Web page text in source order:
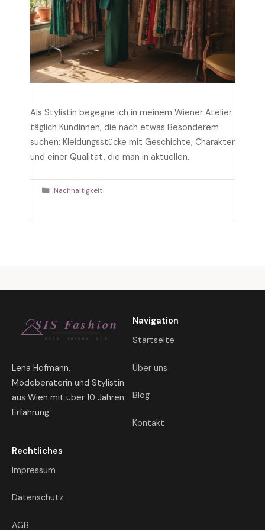
Als Stylistin begegne ich in meinem Wiener Atelier
täglich Kundinnen, die nach etwas Besonderem
suchen: Kleidungsstücke mit Geschichte, Charakter
und einer Qualität, die man in aktuellen
bietet Vintage Mode. In über zehn Jahren
Kategorien
Nachhaltigkeit
Lena Hofmann,
Modeberaterin und Stylistin
aus Wien mit über 10 Jahren
Erfahrung.
Navigation
Startseite
Über uns
Blog
Kontakt
Rechtliches
Impressum
Datenschutz
AGB